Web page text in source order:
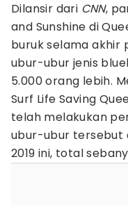
Dilansir dari CNN,
and Sunshine di
buruk selama akhir
ubur-ubur jenis
5.000 orang lebih.
Surf Life Saving
telah melakukan
ubur-ubur tersebut
2019 ini, total